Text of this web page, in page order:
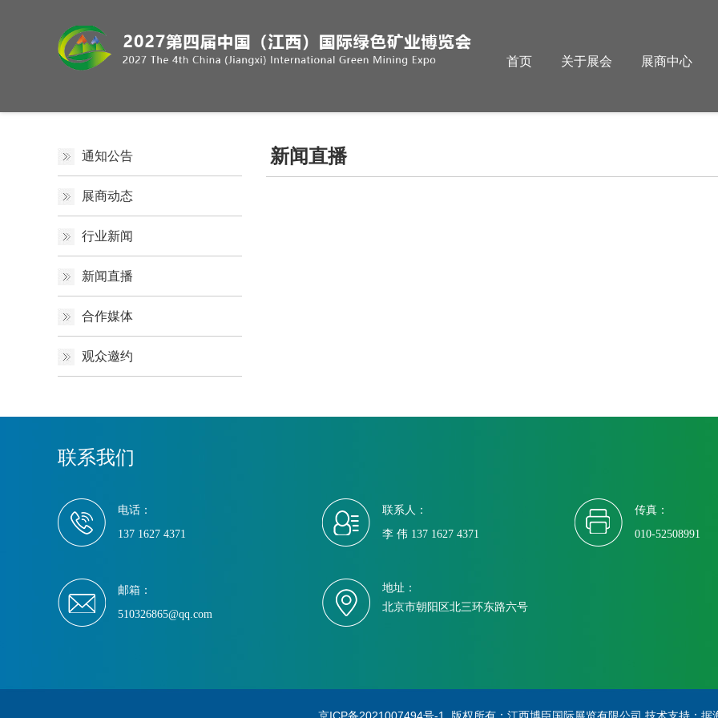
首页 关于展会 展商中心
通知公告
展商动态
行业新闻
新闻直播
合作媒体
观众邀约
新闻直播
联系我们
电话：
137 1627 4371
联系人：
李 伟 137 1627 4371
传真：
010-52508991
邮箱：
510326865@qq.com
地址：
北京市朝阳区北三环东路六号